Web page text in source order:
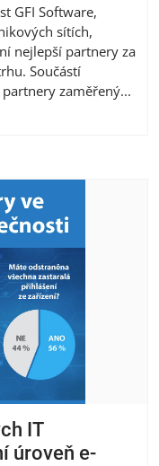
GFI Software,
sítích,
nejlepší partnery za
Součástí
zaměřený...
IT
úroveň e-